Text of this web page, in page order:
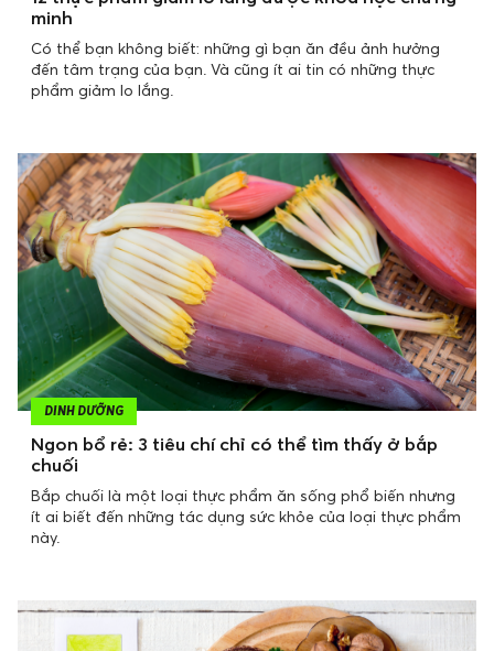
minh
Có thể bạn không biết: những gì bạn ăn đều ảnh hưởng
đến tâm trạng của bạn. Và cũng ít ai tin có những thực
phẩm giảm lo lắng.
DINH DƯỠNG
Ngon bổ rẻ: 3 tiêu chí chỉ có thể tìm thấy ở bắp
chuối
Bắp chuối là một loại thực phẩm ăn sống phổ biến nhưng
ít ai biết đến những tác dụng sức khỏe của loại thực phẩm
này.